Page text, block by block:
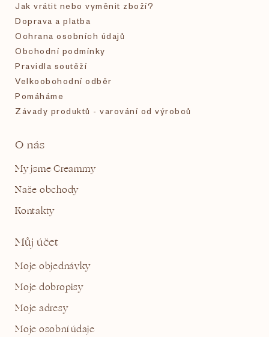
Jak vrátit nebo vyměnit zboží?
Doprava a platba
Ochrana osobních údajů
Obchodní podmínky
Pravidla soutěží
Velkoobchodní odběr
Pomáháme
Závady produktů - varování od výrobců
O nás
My jsme Creammy
Naše obchody
Kontakty
Můj účet
Moje objednávky
Moje dobropisy
Moje adresy
Moje osobní údaje